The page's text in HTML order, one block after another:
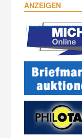
ANZEIGEN